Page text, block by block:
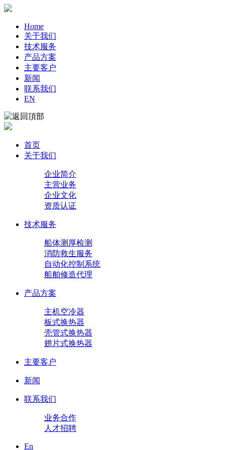
Home
关于我们
技术服务
产品方案
主要客户
新闻
联系我们
EN
首页
关于我们
企业简介
主营业务
企业文化
资质认证
技术服务
船体测厚检测
消防救生服务
自动化控制系统
船舶修造代理
产品方案
主机空冷器
板式换热器
壳管式换热器
翅片式换热器
主要客户
新闻
联系我们
业务合作
人才招聘
En